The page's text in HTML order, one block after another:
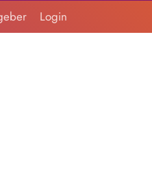
Login